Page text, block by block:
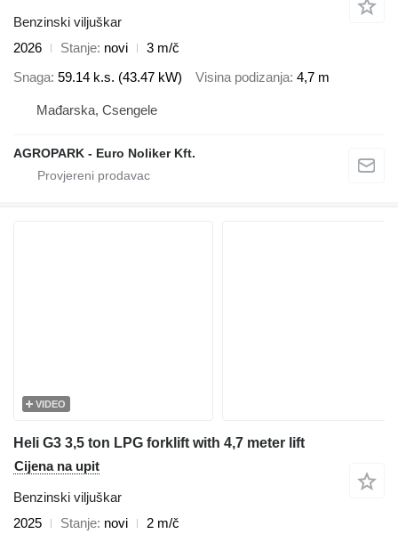
Benzinski viljuškar
2026
Stanje novi
3 m/č
Snaga 59.14 k.s. (43.47 kW) Visina podizanja 4,7 m
Mađarska, Csengele
AGROPARK - Euro Noliker Kft.
VIDEO
Heli G3 3,5 ton LPG forklift with 4,7 meter lift
Cijena na upit
Benzinski viljuškar
2025
Stanje novi
2 m/č